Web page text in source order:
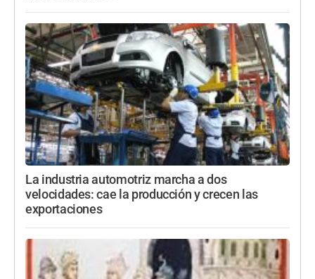
La industria automotriz marcha a dos
velocidades: cae la producción y crecen las
exportaciones